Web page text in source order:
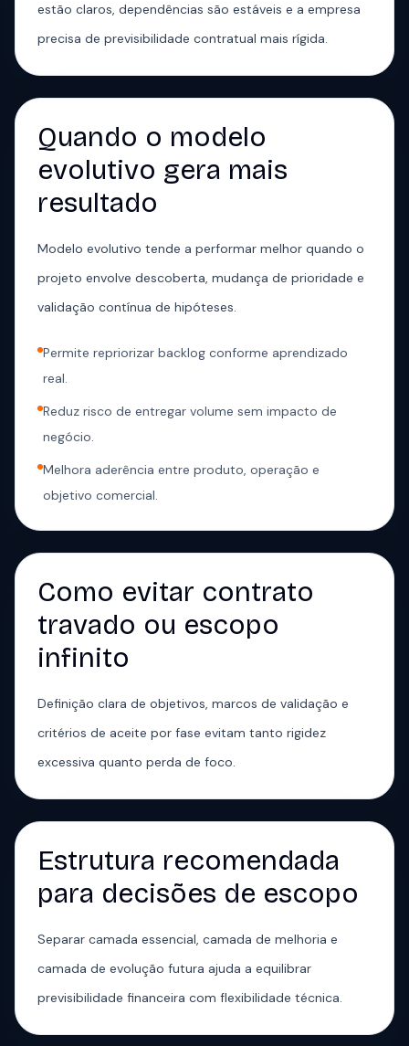
estão claros, dependências são estáveis e a empresa
precisa de previsibilidade contratual mais rígida.
Quando o modelo
evolutivo gera mais
resultado
Modelo evolutivo tende a performar melhor quando o
projeto envolve descoberta, mudança de prioridade e
validação contínua de hipóteses.
Permite repriorizar backlog conforme aprendizado
real.
Reduz risco de entregar volume sem impacto de
negócio.
Melhora aderência entre produto, operação e
objetivo comercial.
Como evitar contrato
travado ou escopo
infinito
Definição clara de objetivos, marcos de validação e
critérios de aceite por fase evitam tanto rigidez
excessiva quanto perda de foco.
Estrutura recomendada
para decisões de escopo
Separar camada essencial, camada de melhoria e
camada de evolução futura ajuda a equilibrar
previsibilidade financeira com flexibilidade técnica.